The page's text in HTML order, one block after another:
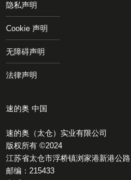
隐私声明
Cookie 声明
无障碍声明
法律声明
速的奥 中国
速的奥（太仓）实业有限公司
版权所有 ©2024
江苏省太仓市浮桥镇浏家港新港公路
邮编：215433